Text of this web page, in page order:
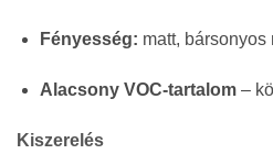
Fényesség: matt,
Alacsony VOC-tartalom–
Kiszerelés